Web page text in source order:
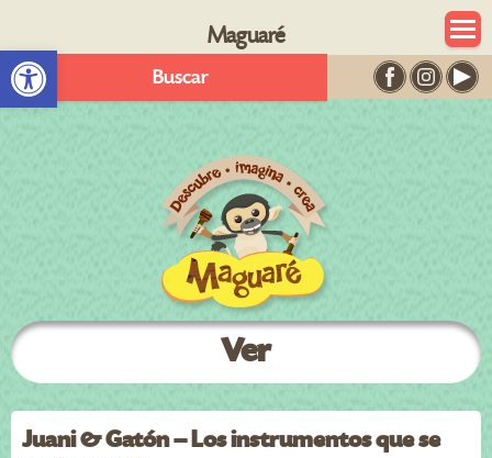
Abrir barra de herramientas
Maguaré
Buscar
Ver
Juani & Gatón – Los instrumentos que se